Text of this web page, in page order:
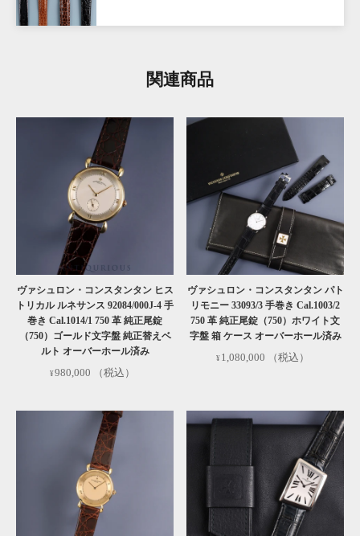
ANTIQURIOUS銀座店及び弊社オンラインサイトのど
たしますので、お気軽にご相談ください。
ビームスライフ横浜店及びメルカリ・ラクマ
などECモールでの販売商品は対象外となります。
詳しくはこちら
関連商品
ヴァシュロン・コンスタンタン ヒス
トリカル ルネサンス 92084/000J-4 手
巻き Cal.1014/1 750 革 純正尾錠
（750）ゴールド文字盤 純正替えベ
ルト オーバーホール済み
980,000 （税込）
ヴァシュロン・コンスタンタン パト
リモニー 33093/3 手巻き Cal.1003/2
750 革 純正尾錠（750）ホワイト文
字盤 箱 ケース オーバーホール済み
1,080,000 （税込）